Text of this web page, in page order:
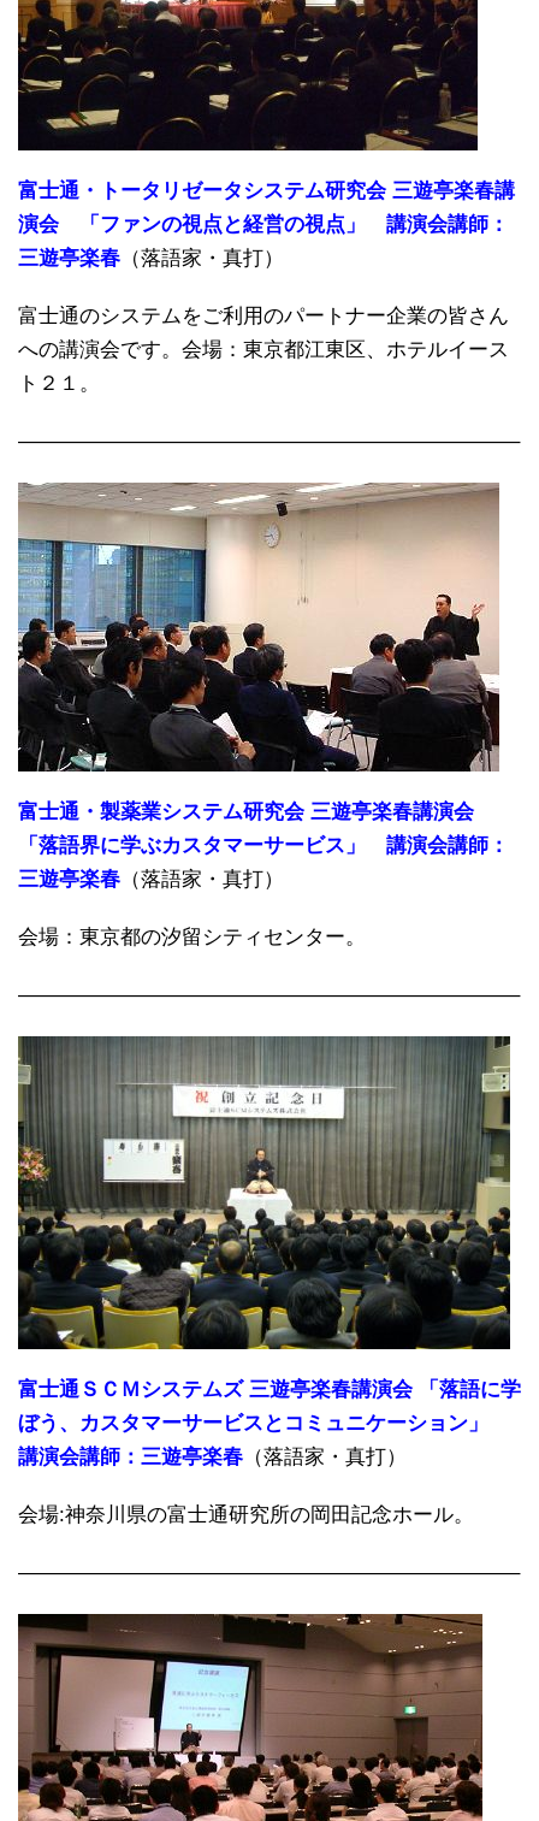
富士通・トータリゼータシステム研究会 三遊亭楽春講
演会 「ファンの視点と経営の視点」 講演会講師：
三遊亭楽春 （落語家・真打）
富士通のシステムをご利用のパートナー企業の皆さん
への講演会です。会場：東京都江東区、ホテルイース
ト２１。
————————————————————————–
富士通・製薬業システム研究会 三遊亭楽春講演会
「落語界に学ぶカスタマーサービス」 講演会講師：
三遊亭楽春 （落語家・真打）
会場：東京都の汐留シティセンター。
————————————————————————–
富士通ＳＣＭシステムズ 三遊亭楽春講演会 「落語に学
ぼう、カスタマーサービスとコミュニケーション」
講演会講師：三遊亭楽春 （落語家・真打）
会場:神奈川県の富士通研究所の岡田記念ホール。
————————————————————————–